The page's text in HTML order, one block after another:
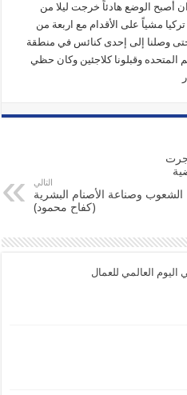
أصبح الوضع هادئاً خرجت ليلا من
تركيا مشياً على الأقدام مع اربعة من
وصلنا إلى إحدى كنائس في منطقة
المتحده وقبلونا كلاجئين وكان حظي
هاجرت
التالي
الشعوب وصناعة الأصنام البشرية
(كفاح محمود)
اليوم العالمي للعمال